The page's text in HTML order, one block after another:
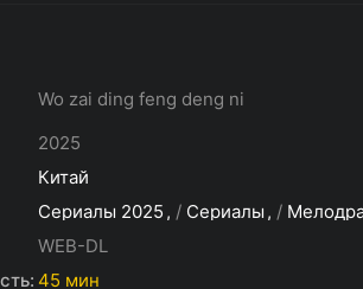
Wo zai ding feng deng ni
2025
Китай
Сериалы 2025 / Сериалы /
WEB-DL
45 мин